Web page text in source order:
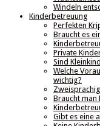
Windeln
Kinderbetreuung
Perfekten
Braucht es
Private
Sind
Welche
wichtig?
Braucht man
Gibt es eine